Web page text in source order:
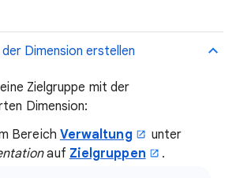
Dimension erstellen
Zielgruppe mit der
Dimension:
Bereich Verwaltung
unter
auf Zielgruppen .